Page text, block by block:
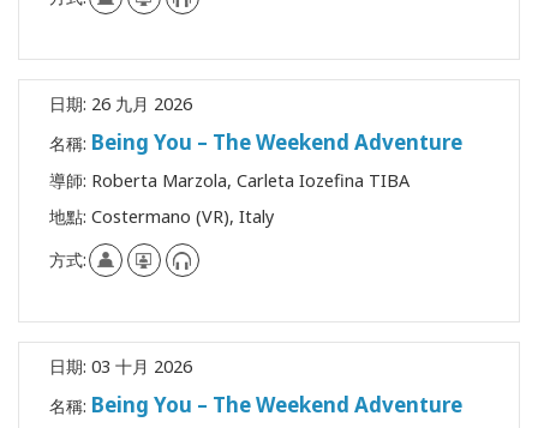
聯
日期: 26 九月 2026
名稱: Being You – The Weekend Adventure
導師: Roberta Marzola, Carleta Iozefina TIBA
地點: Costermano (VR), Italy
方式:
日期: 03 十月 2026
名稱: Being You – The Weekend Adventure